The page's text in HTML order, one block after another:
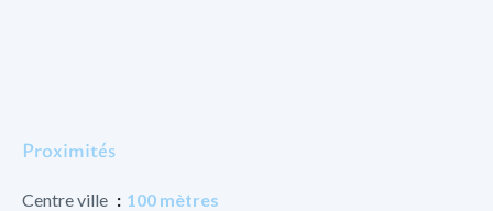
Proximités
Centre ville
100 mètres